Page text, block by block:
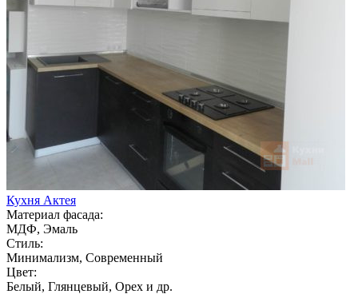
Кухня Актея
Материал фасада:
МДФ, Эмаль
Стиль:
Минимализм, Современный
Цвет:
Белый, Глянцевый, Орех и др.